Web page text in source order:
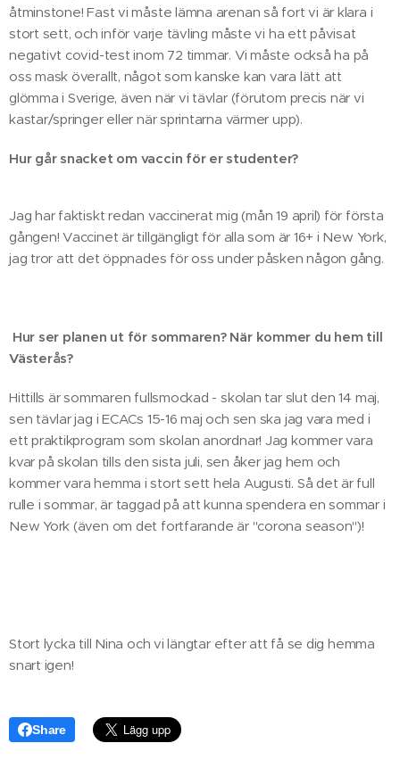
åtminstone! Fast vi måste lämna arenan så fort vi är klara i
stort sett, och inför varje tävling måste vi ha ett påvisat
negativt covid-test inom 72 timmar. Vi måste också ha på
oss mask överallt, något som kanske kan vara lätt att
glömma i Sverige, även när vi tävlar (förutom precis när vi
kastar/springer eller när sprintarna värmer upp).
Hur går snacket om vaccin för er studenter?
Jag har faktiskt redan vaccinerat mig (mån 19 april) för första
gången! Vaccinet är tillgängligt för alla som är 16+ i New York,
jag tror att det öppnades för oss under påsken någon gång.
Hur ser planen ut för sommaren? När kommer du hem till
Västerås?
Hittills är sommaren fullsmockad - skolan tar slut den 14 maj,
sen tävlar jag i ECACs 15-16 maj och sen ska jag vara med i
ett praktikprogram som skolan anordnar! Jag kommer vara
kvar på skolan tills den sista juli, sen åker jag hem och
kommer vara hemma i stort sett hela Augusti. Så det är full
rulle i sommar, är taggad på att kunna spendera en sommar i
New York (även om det fortfarande är "corona season")!
Stort lycka till Nina och vi längtar efter att få se dig hemma
snart igen!
Share